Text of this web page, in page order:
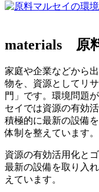
マルセイの環
materials 原
家庭や企業などから
物を、資源としてリ
門」です。環境問題
セイでは資源の有効
積極的に最新の設備
体制を整えています。
資源の有効活用化と
最新の設備を取り入
えています。